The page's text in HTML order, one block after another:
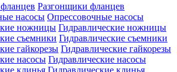
Разгонщики фланцев
Опрессовочные насосы
Гидравлические ножницы
Гидравлические съемники
Гидравлические гайкорезы
Гидравлические насосы
Гидравлические клинья